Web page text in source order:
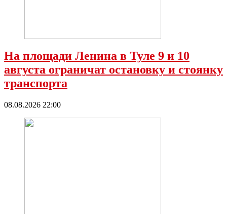
На площади Ленина в Туле 9 и 10
августа ограничат остановку и стоянку
транспорта
08.08.2026 22:00